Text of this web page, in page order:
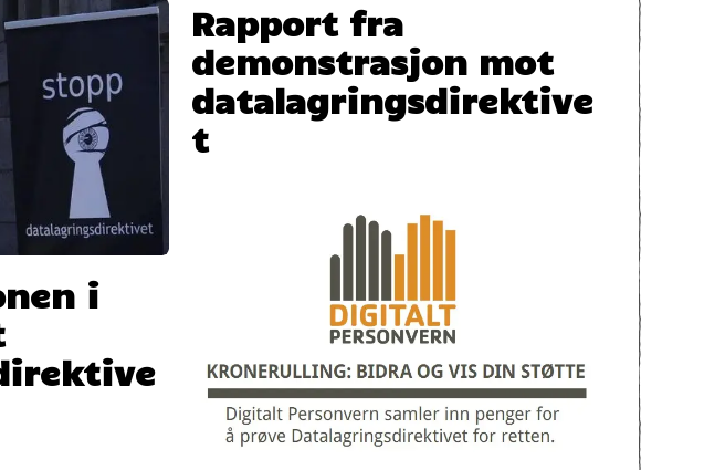
Rapport fra
demonstrasjon mot
datalagringsdirektive
t
i